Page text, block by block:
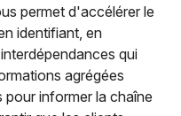
permet d'accélérer le
identifiant, en
qui
agrégées
pour informer la chaîne